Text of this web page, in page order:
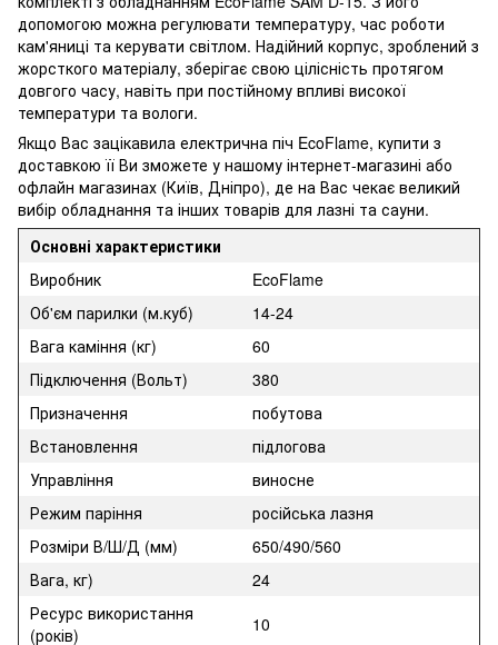
допомогою можна регулювати температуру, час роботи
кам'яниці та керувати світлом. Надійний корпус, зроблений з
жорсткого матеріалу, зберігає свою цілісність протягом
довгого часу, навіть при постійному впливі високої
температури та вологи.
Якщо Вас зацікавила електрична піч EcoFlame, купити з
доставкою її Ви зможете у нашому інтернет-магазині або
офлайн магазинах (Київ, Дніпро), де на Вас чекає великий
вибір обладнання та інших товарів для лазні та сауни.
Основні характеристики
Виробник
EcoFlame
Об'єм парилки (м.куб)
14-24
Вага каміння (кг)
60
Підключення (Вольт)
380
Призначення
побутова
Встановлення
підлогова
Управління
виносне
Режим паріння
російська лазня
Розміри В/Ш/Д (мм)
650/490/560
Вага, кг)
24
Ресурс використання
(років)
10